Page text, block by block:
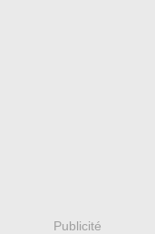
Publicité